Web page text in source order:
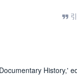
History,'